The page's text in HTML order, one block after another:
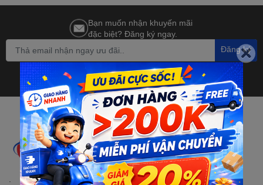
Bạn muốn nhận khuyến mãi
đặc biệt? Đăng ký ngay.
Đăng ký